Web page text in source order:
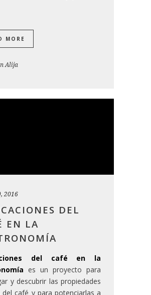
MORE
Alija
2016
DEL
EN LA
del café en la
es un proyecto para
y descubrir las propiedades
del café y para potenciarlas a